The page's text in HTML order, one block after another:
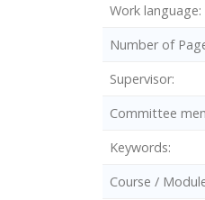
Work language
Number of
Supervisor
Committee
Keywords
Course /